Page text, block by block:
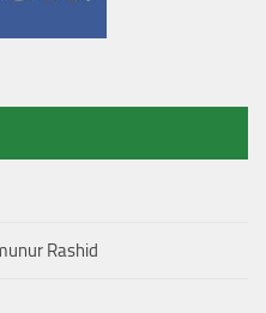
Rashid